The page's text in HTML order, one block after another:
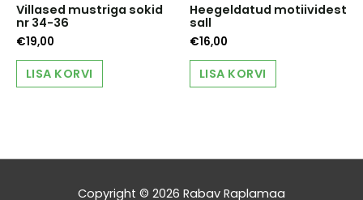
Villased mustriga sokid
nr 34-36
€19,00
LISA KORVI
Heegeldatud motiividest
sall
€16,00
LISA KORVI
Copyright © 2026 Rabav Raplamaa